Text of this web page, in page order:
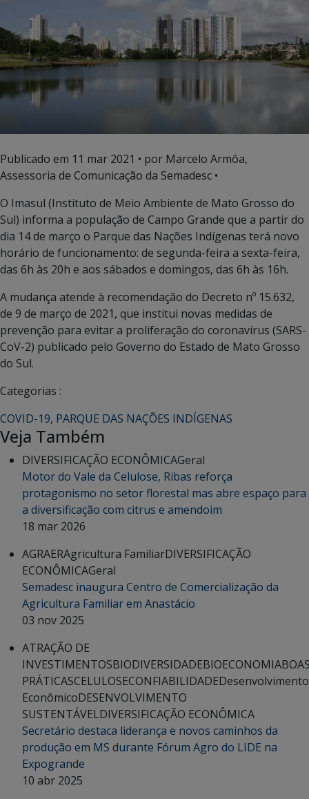
Publicado em 11 mar 2021 • por Marcelo Armôa,
Assessoria de Comunicação da Semadesc •
O Imasul (Instituto de Meio Ambiente de Mato Grosso do
Sul) informa a população de Campo Grande que a partir do
dia 14 de março o Parque das Nações Indígenas terá novo
horário de funcionamento: de segunda-feira a sexta-feira,
das 6h às 20h e aos sábados e domingos, das 6h às 16h.
A mudança atende à recomendação do Decreto nº 15.632,
de 9 de março de 2021, que institui novas medidas de
prevenção para evitar a proliferação do coronavírus (SARS-
CoV-2) publicado pelo Governo do Estado de Mato Grosso
do Sul.
Categorias :
COVID-19, PARQUE DAS NAÇÕES INDÍGENAS
Veja Também
DIVERSIFICAÇÃO ECONÔMICAGeral
Motor do Vale da Celulose, Ribas reforça
protagonismo no setor florestal mas abre espaço para
a diversificação com citrus e amendoim
18 mar 2026
AGRAERAgricultura FamiliarDIVERSIFICAÇÃO
ECONÔMICAGeral
Semadesc inaugura Centro de Comercialização da
Agricultura Familiar em Anastácio
03 nov 2025
ATRAÇÃO DE
INVESTIMENTOSBIODIVERSIDADEBIOECONOMIA
PRÁTICASCELULOSECONFIABILIDADEDesenvolvimento
EconômicoDESENVOLVIMENTO
SUSTENTÁVELDIVERSIFICAÇÃO ECONÔMICA
Secretário destaca liderança e novos caminhos da
produção em MS durante Fórum Agro do LIDE na
Expogrande
10 abr 2025